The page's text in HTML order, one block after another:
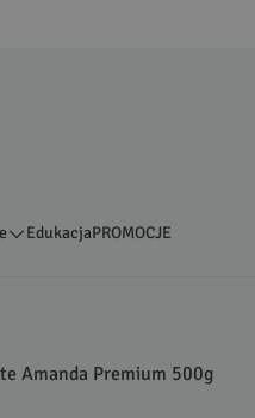
EdukacjaPROMOCJE
Amanda Premium 500g